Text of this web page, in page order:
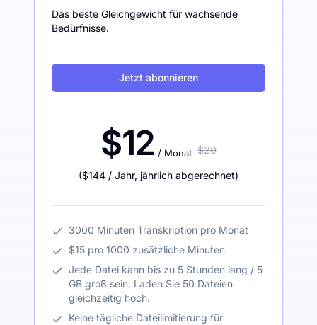
Das beste Gleichgewicht für wachsende
Bedürfnisse.
Jetzt abonnieren
$12 / Monat $20
($144 / Jahr, jährlich abgerechnet)
3000 Minuten Transkription pro Monat
$15 pro 1000 zusätzliche Minuten
Jede Datei kann bis zu 5 Stunden lang / 5
GB groß sein. Laden Sie 50 Dateien
gleichzeitig hoch.
Keine tägliche Dateilimitierung für